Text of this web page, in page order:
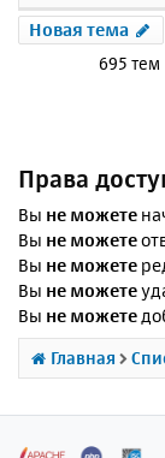
Новая тема
695 тем
Права
Вы не можете
Вы не можете
Вы не можете
Вы не можете
Вы не можете
Главная